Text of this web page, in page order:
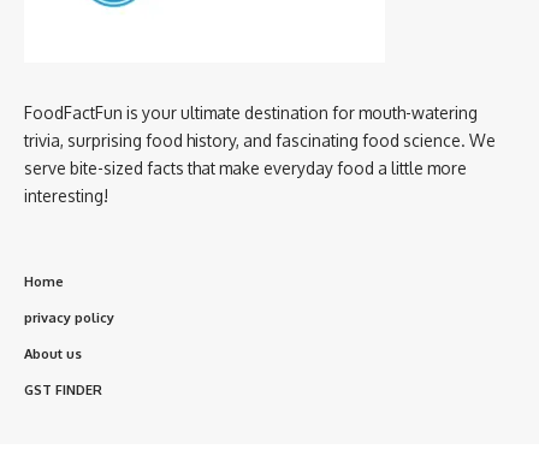
FoodFactFun is your ultimate destination for mouth-watering
trivia, surprising food history, and fascinating food science. We
serve bite-sized facts that make everyday food a little more
interesting!
Home
privacy policy
About us
GST FINDER